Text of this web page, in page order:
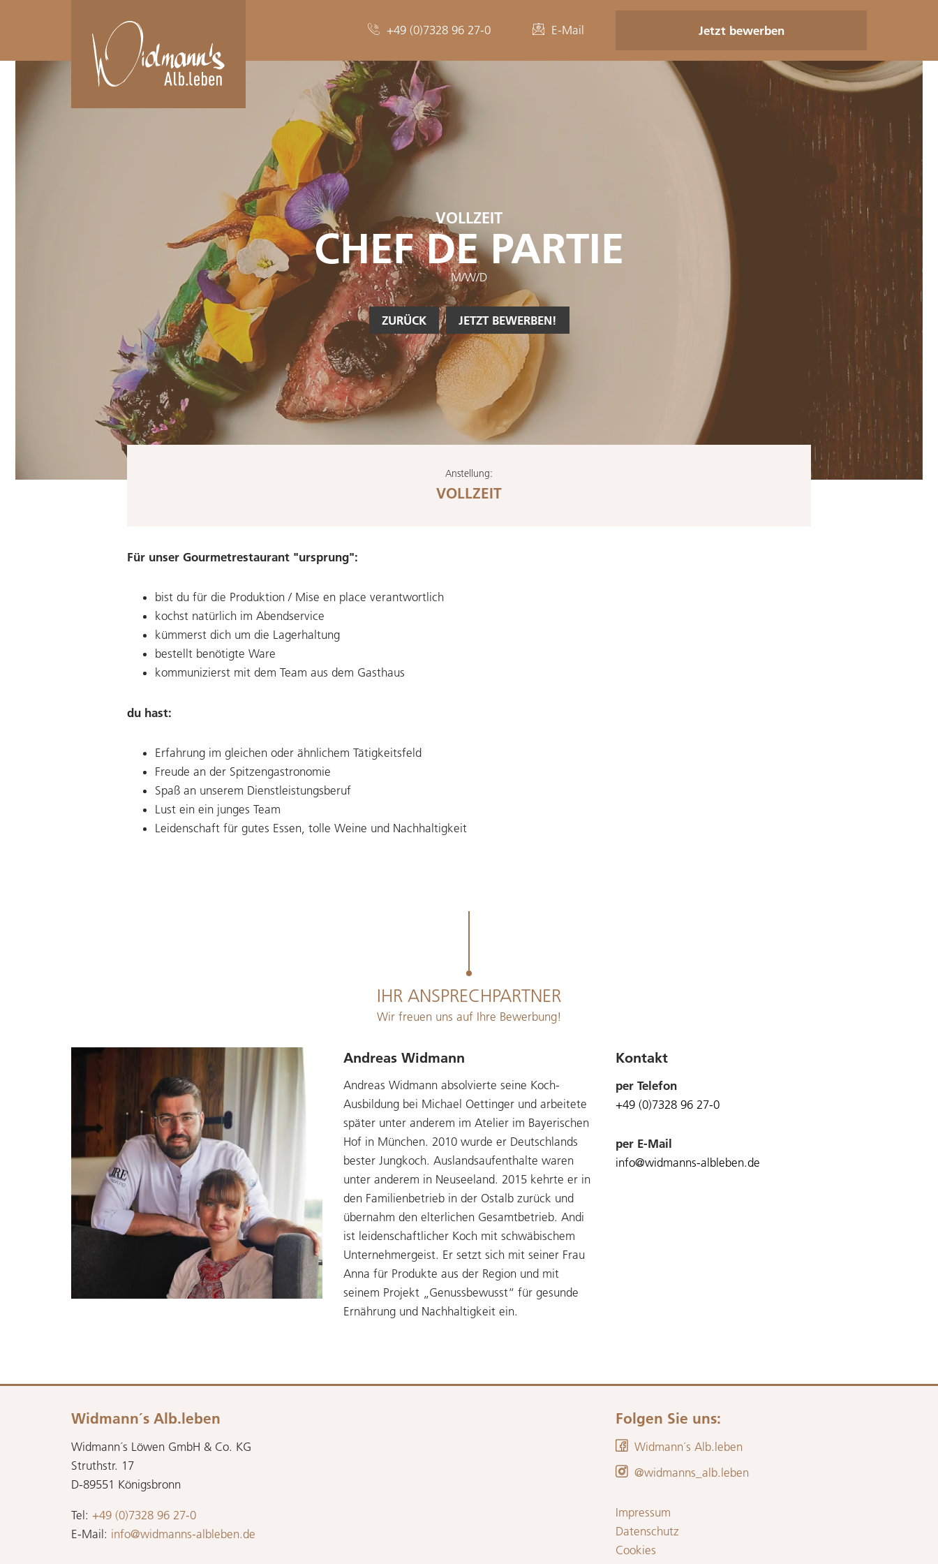
+49 (0)7328 96 27-0 E-Mail Jetzt bewerben
VOLLZEIT
CHEF DE PARTIE
M/W/D
ZURÜCK JETZT BEWERBEN!
Anstellung:
VOLLZEIT
Für unser Gourmetrestaurant "ursprung":
bist du für die Produktion / Mise en place verantwortlich
kochst natürlich im Abendservice
kümmerst dich um die Lagerhaltung
bestellt benötigte Ware
kommunizierst mit dem Team aus dem Gasthaus
du hast:
Erfahrung im gleichen oder ähnlichem Tätigkeitsfeld
Freude an der Spitzengastronomie
Spaß an unserem Dienstleistungsberuf
Lust ein ein junges Team
Leidenschaft für gutes Essen, tolle Weine und Nachhaltigkeit
IHR ANSPRECHPARTNER
Wir freuen uns auf Ihre Bewerbung!
Andreas Widmann
Andreas Widmann absolvierte seine Koch-
Ausbildung bei Michael Oettinger und arbeitete
später unter anderem im Atelier im Bayerischen
Hof in München. 2010 wurde er Deutschlands
bester Jungkoch. Auslandsaufenthalte waren
unter anderem in Neuseeland. 2015 kehrte er in
den Familienbetrieb in der Ostalb zurück und
übernahm den elterlichen Gesamtbetrieb. Andi
ist leidenschaftlicher Koch mit schwäbischem
Unternehmergeist. Er setzt sich mit seiner Frau
Anna für Produkte aus der Region und mit
seinem Projekt „Genussbewusst“ für gesunde
Ernährung und Nachhaltigkeit ein.
Kontakt
per Telefon
+49 (0)7328 96 27-0
per E-Mail
info@widmanns-albleben.de
Widmann´s Alb.leben
Widmann´s Löwen GmbH & Co. KG
Struthstr. 17
D-89551 Königsbronn
Tel: +49 (0)7328 96 27-0
E-Mail: info@widmanns-albleben.de
Folgen Sie uns:
Widmann´s Alb.leben
@widmanns_alb.leben
Impressum
Datenschutz
Cookies